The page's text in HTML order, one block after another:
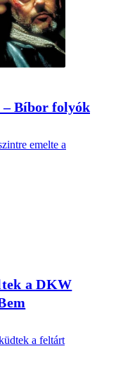
– Bíbor folyók
emelte a
a DKW
a feltárt